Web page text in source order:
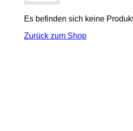
Es befinden sich keine
Zurück zum Shop